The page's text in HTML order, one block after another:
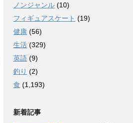
ノンジャンル (10)
フィギュアスケート (19)
健康 (56)
生活 (329)
英語 (9)
釣り (2)
食 (1,193)
新着記事